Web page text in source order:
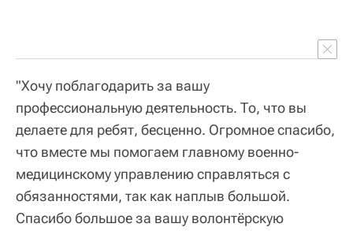
"Хочу поблагодарить за вашу
профессиональную деятельность. То, что вы
делаете для ребят, бесценно. Огромное спасибо,
что вместе мы помогаем главному военно-
медицинскому управлению справляться с
обязанностями, так как наплыв большой.
Спасибо большое за вашу волонтёрскую